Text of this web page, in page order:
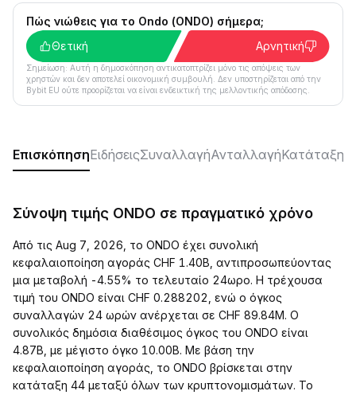
Πώς νιώθεις για το Ondo (ONDO) σήμερα;
Θετική
Αρνητική
Σημείωση: Αυτή η δημοσκόπηση αντικατοπτρίζει μόνο τις απόψεις των
χρηστών και δεν αποτελεί οικονομική συμβουλή. Δεν υποστηρίζεται από την
Bybit EU ούτε προορίζεται να είναι ενδεικτική της μελλοντικής απόδοσης.
ΕπισκόπησηΕιδήσειςΣυναλλαγήΑνταλλαγήΚατάταξη
Σύνοψη τιμής ONDO σε πραγματικό χρόνο
Από τις Aug 7, 2026, το ONDO έχει συνολική
κεφαλαιοποίηση αγοράς CHF 1.40B, αντιπροσωπεύοντας
μια μεταβολή -4.55% το τελευταίο 24ωρο. Η τρέχουσα
τιμή του ONDO είναι CHF 0.288202, ενώ ο όγκος
συναλλαγών 24 ωρών ανέρχεται σε CHF 89.84M. Ο
συνολικός δημόσια διαθέσιμος όγκος του ONDO είναι
4.87B, με μέγιστο όγκο 10.00B. Με βάση την
κεφαλαιοποίηση αγοράς, το ONDO βρίσκεται στην
κατάταξη 44 μεταξύ όλων των κρυπτονομισμάτων. Το